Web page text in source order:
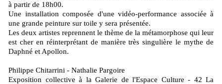
à partir de 18h00.
Une installation composée d'une vidéo-performance associée à
une grande peinture sur toile y sera présentée.
Les deux artistes reprennent le thème de la métamorphose qui leur
est cher en réinterprétant de manière très singulière le mythe de
Daphné et Apollon.
Philippe Chitarrini - Nathalie Pargoire
Exposition collective à la Galerie de l'Espace Culture - 42 La